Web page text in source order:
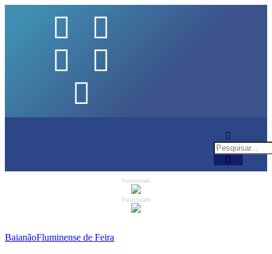
Publicidade
Publicidade
BaianãoFluminense de Feira